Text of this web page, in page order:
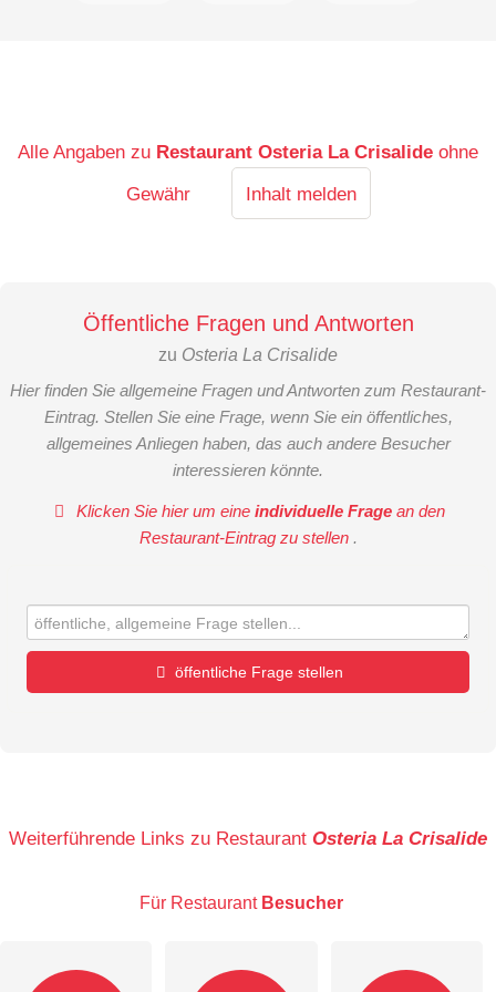
Alle Angaben zu Restaurant Osteria La Crisalide ohne
Gewähr
Inhalt melden
Öffentliche Fragen und Antworten
zu Osteria La Crisalide
Hier finden Sie allgemeine Fragen und Antworten zum Restaurant-
Eintrag. Stellen Sie eine Frage, wenn Sie ein öffentliches,
allgemeines Anliegen haben, das auch andere Besucher
interessieren könnte.
Klicken Sie hier um eineindividuelle Frage an den
Restaurant-Eintrag zu stellen .
öffentliche Frage stellen
E-Mail-Adresse (wird nicht veröffentlicht)
Weiterführende Links zu Restaurant Osteria La Crisalide
Für Restaurant Besucher